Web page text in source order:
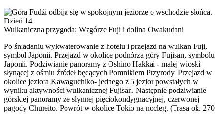
Dzień 14
Wulkaniczna przygoda: Wzgórze Fuji i dolina Owakudani
Po śniadaniu wykwaterowanie z hotelu i przejazd na wulkan Fuji,
symbol Japonii. Przejazd w okolice podnórza góry Fujisan, symbolu
Japonii. Podziwianie panoramy z Oshino Hakkai - małej wioski
słynącej z ośmiu źródeł będących Pomnikiem Przyrody. Przejazd w
okolice jeziora Kawaguchiko- jednego z 5 jezior powstałych w
wyniku aktywności wulkanicznej Fujisan. Następnie podziwianie
górskiej panoramy ze słynnej pięciokondygnacyjnej, czerwonej
pagody Chureito. Powrót w okolice Tokio na nocleg. (Trasa ok. 270